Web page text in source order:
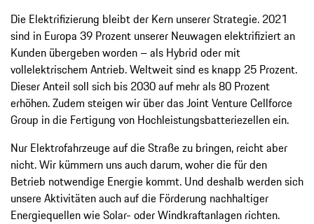
Die Elektrifizierung bleibt der Kern unserer Strategie. 2021
sind in Europa 39 Prozent unserer Neuwagen elektrifiziert an
Kunden übergeben worden – als Hybrid oder mit
vollelektrischem Antrieb. Weltweit sind es knapp 25 Prozent.
Dieser Anteil soll sich bis 2030 auf mehr als 80 Prozent
erhöhen. Zudem steigen wir über das Joint Venture Cellforce
Group in die Fertigung von Hochleistungsbatteriezellen ein.
Nur Elektrofahrzeuge auf die Straße zu bringen, reicht aber
nicht. Wir kümmern uns auch darum, woher die für den
Betrieb notwendige Energie kommt. Und deshalb werden sich
unsere Aktivitäten auch auf die Förderung nachhaltiger
Energiequellen wie Solar- oder Windkraftanlagen richten.